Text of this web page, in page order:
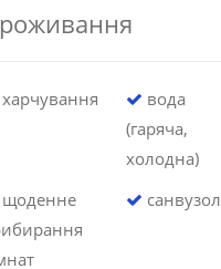
вода
(гаряча,
холодна)
санвузол